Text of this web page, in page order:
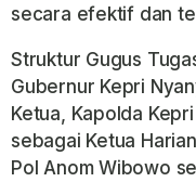
secara efektif dan
Struktur Gugus
Gubernur Kepri
Ketua, Kapolda
sebagai Ketua
Pol Anom Wibowo